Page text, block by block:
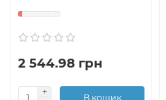
2 544.98 грн
В кошик